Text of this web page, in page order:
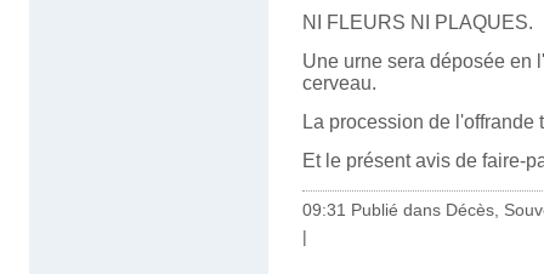
NI FLEURS NI PLAQUES.
Une urne sera déposée en
cerveau.
La procession de
Et le présent avis de faire-
09:31 Publié dans Décès,
|